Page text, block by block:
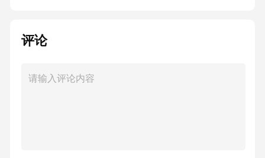
地或遭受损失的，甲方应承担相应的赔偿责
使乙方面临权属纠纷，甲方应赔偿乙方因此遭
评论